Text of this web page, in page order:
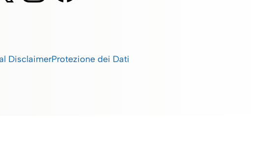
DisclaimerProtezione dei Dati